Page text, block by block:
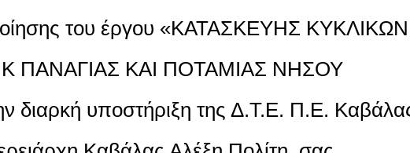
του έργου «ΚΑΤΑΣΚΕΥΗΣ ΚΥΚΛΙΚΩΝ
ΠΑΝΑΓΙΑΣ ΚΑΙ ΠΟΤΑΜΙΑΣ ΝΗΣΟΥ
διαρκή υποστήριξη της Δ.Τ.E. Π.Ε.